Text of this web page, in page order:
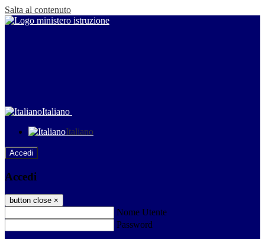
Salta al contenuto
Italiano
Italiano
Accedi
Accedi
button close ×
Nome Utente
Password